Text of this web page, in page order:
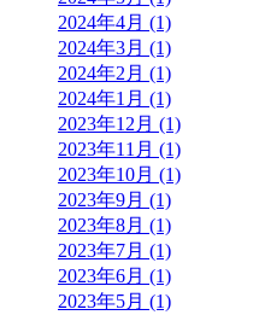
2024年4月 (1)
2024年3月 (1)
2024年2月 (1)
2024年1月 (1)
2023年12月 (1)
2023年11月 (1)
2023年10月 (1)
2023年9月 (1)
2023年8月 (1)
2023年7月 (1)
2023年6月 (1)
2023年5月 (1)